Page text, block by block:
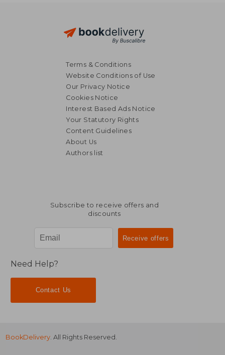
Terms & Conditions
Website Conditions of Use
Our Privacy Notice
Cookies Notice
Interest Based Ads Notice
Your Statutory Rights
Content Guidelines
About Us
Authors list
Subscribe to receive offers and
discounts
Need Help?
Contact Us
BookDelivery . All Rights Reserved.